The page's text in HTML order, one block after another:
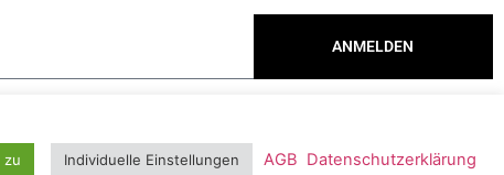
ANMELDEN
zu Individuelle Einstellungen AGB Datenschutzerklärung